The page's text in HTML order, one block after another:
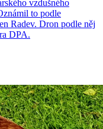
vzdušného
to podle
Radev. Dron podle něj
DPA.